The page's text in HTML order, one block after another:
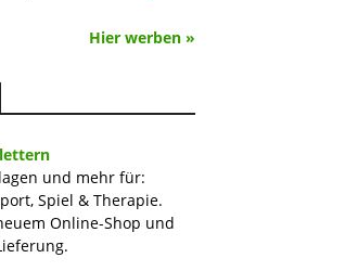
Hier werben »
und mehr für:
Spiel & Therapie.
Online-Shop und